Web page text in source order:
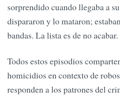
sorprendido cuando llegaba a
dispararon y lo mataron;
bandas. La lista es de no acabar.
Todos estos episodios
homicidios en contexto de
responden a los patrones del